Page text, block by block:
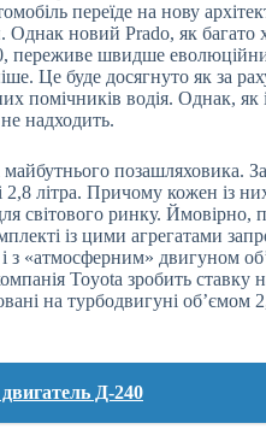
переїде на нову
новий Prado, як багато
переживе швидше
Це буде досягнуто як за
помічників водія. Однак,
надходить.
позашляховика.
літра. Причому кожен із
світового ринку. Ймовірно,
із цими агрегатами
«атмосферним» двигуном
Toyota зробить ставку
на турбодвигуні об’ємом
Д-240